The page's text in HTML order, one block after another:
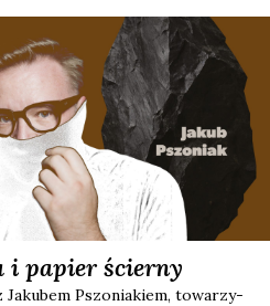
i papier ścierny
Pszo­nia­kiem, towa­rzy­